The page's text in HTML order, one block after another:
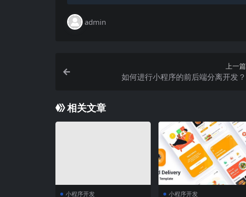
admin
上一篇
如何进行小程序的前后端分离开发？
相关文章
小程序开发 小程序开发